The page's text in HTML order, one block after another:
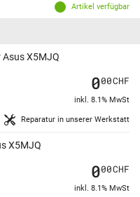
Artikel verfügbar
X5MJQ
Reparatur in unserer Werkstatt
000CHF
inkl. 8.1% MwSt
X5MJQ
000CHF
inkl. 8.1% MwSt